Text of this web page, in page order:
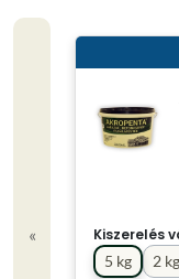
«
Kiszerelés
2 kg
5 kg